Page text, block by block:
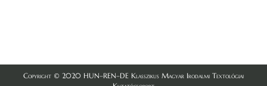
Copyright © 2020 HUN–REN–DE Klasszikus Magyar Irodalmi Textológiai